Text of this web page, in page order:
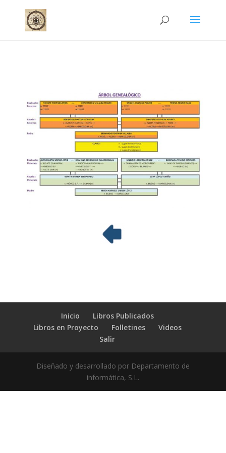
Inicio
Libros Publicados
Libros en Proyecto
Folletines
Videos
Salir
Diseñado y desarrollado por Departamento de
informática, S.L.